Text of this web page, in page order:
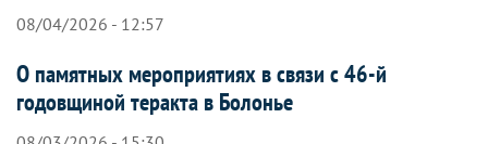
08/04/2026 - 12:57
О памятных мероприятиях в связи с 46-й
годовщиной теракта в Болонье